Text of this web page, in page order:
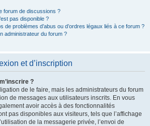
forum de discussions ?
pas disponible ?
de problèmes d’abus ou d’ordres légaux liés à ce forum ?
administrateur du forum ?
et d’inscription
?
de le faire, mais les administrateurs du forum
de messages aux utilisateurs inscrits. En vous
avoir accès à des fonctionnalités
pas disponibles aux visiteurs, tels que l’affichage
de la messagerie privée, l’envoi de